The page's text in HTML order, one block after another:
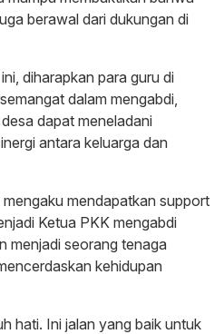
berawal dari dukungan di
diharapkan para guru di
dalam mengabdi,
dapat meneladani
antara keluarga dan
mendapatkan support
Ketua PKK mengabdi
menjadi seorang tenaga
kehidupan
hati. Ini jalan yang baik untuk